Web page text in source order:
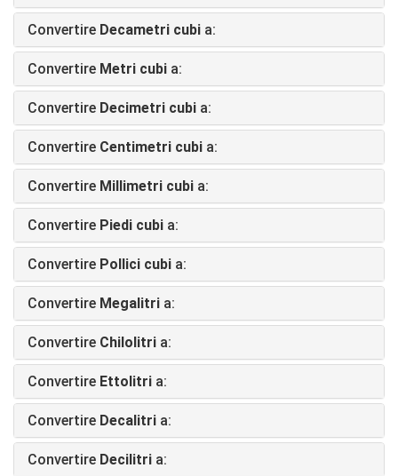
Convertire Decametri cubi a:
Convertire Metri cubi a:
Convertire Decimetri cubi a:
Convertire Centimetri cubi a:
Convertire Millimetri cubi a:
Convertire Piedi cubi a:
Convertire Pollici cubi a:
Convertire Megalitri a:
Convertire Chilolitri a:
Convertire Ettolitri a:
Convertire Decalitri a:
Convertire Decilitri a: